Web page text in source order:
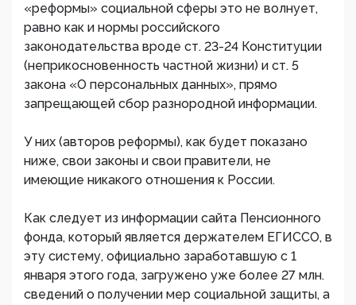
«реформы» социальной сферы это не волнует,
равно как и нормы российского
законодательства вроде ст. 23-24 Конституции
(неприкосновенность частной жизни) и ст. 5
закона «О персональных данных», прямо
запрещающей сбор разнородной информации.
У них (авторов реформы), как будет показано
ниже, свои законы и свои правители, не
имеющие никакого отношения к России.
Как следует из информации сайта Пенсионного
фонда, который является держателем ЕГИССО, в
эту систему, официально заработавшую с 1
января этого года, загружено уже более 27 млн.
сведений о получении мер социальной защиты, а